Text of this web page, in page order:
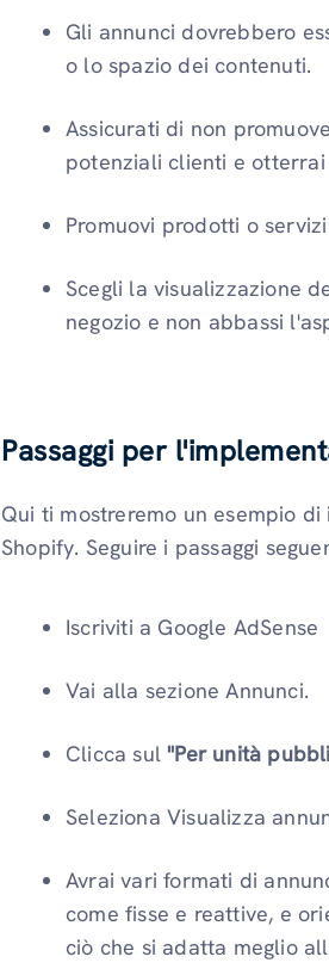
Gli annunci dovrebbero
o lo spazio dei contenuti.
Assicurati di non
potenziali clienti e
Promuovi prodotti o
Scegli la visualizzazione
negozio e non abbassi
Passaggi per
Qui ti mostreremo un esempio
Shopify. Seguire i passaggi
Iscriviti a Google AdSense
Vai alla sezione Annunci.
Clicca sul "Per unità
Seleziona Visualizza
Avrai vari formati di
come fisse e reattive, e
ciò che si adatta meglio